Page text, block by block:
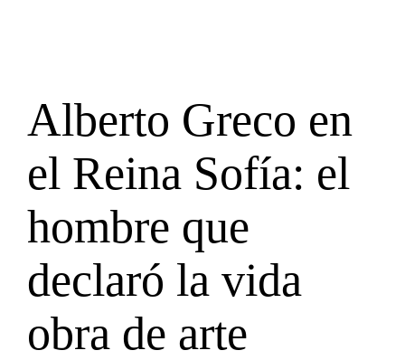
Alberto Greco en
el Reina Sofía: el
hombre que
declaró la vida
obra de arte